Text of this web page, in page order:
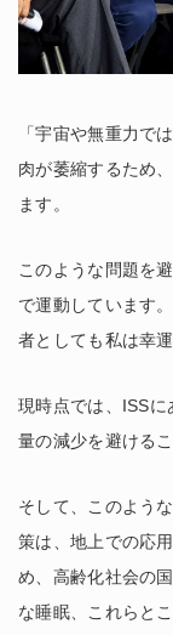
「宇宙や無重力で
肉が萎縮するため
ます。
このような問題を
で運動しています
者としても私は幸
現時点では、ISS
量の減少を避ける
そして、このよう
策は、地上での応
め、高齢化社会の
な睡眠、これらと